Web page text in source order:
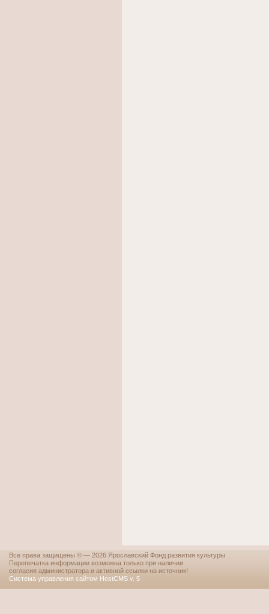
Все права защищены © — 2026 Ярославский Фонд развития культуры
Перепечатка информации возможна только при наличии
согласия администратора и активной ссылки на источник!
Система управления сайтом HostCMS v. 5